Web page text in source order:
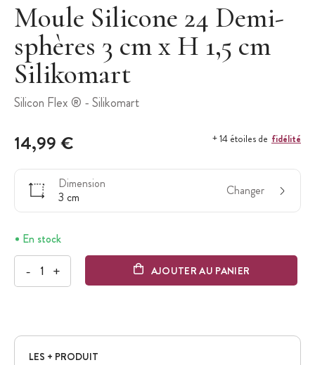
Moule Silicone 24 Demi-
sphères 3 cm x H 1,5 cm
Silikomart
Silicon Flex ® - Silikomart
14,99 € + 14 étoiles de fidélité
Dimension
3 cm
Changer
En stock
- + AJOUTER AU PANIER
LES + PRODUIT